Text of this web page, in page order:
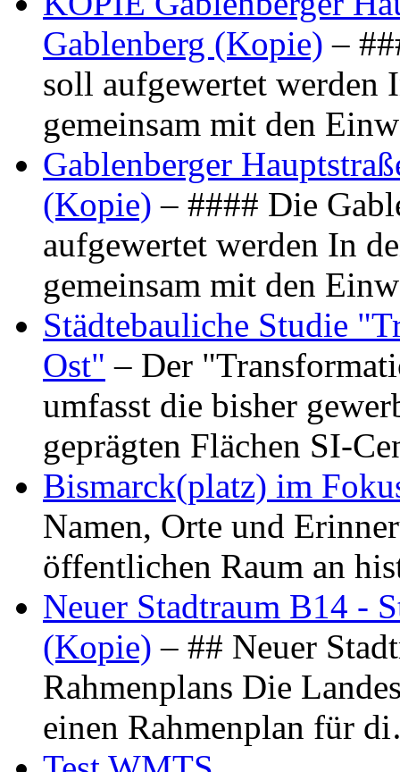
Gablenberg (Kopie) –
soll aufgewertet werden
gemeinsam mit den
Gablenberger
(Kopie) – #### Die
aufgewertet werden In
gemeinsam mit den
Städtebauliche Studie
Ost" – Der
umfasst die bisher
geprägten Flächen SI-
Bismarck(platz) im
Namen, Orte und
öffentlichen Raum an
Neuer Stadtraum B14 -
(Kopie) – ## Neuer
Rahmenplans Die
einen Rahmenplan für